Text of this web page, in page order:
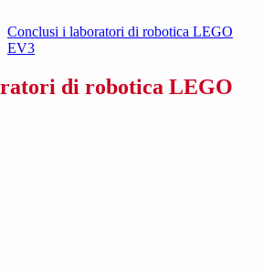
Conclusi i laboratori di robotica LEGO
EV3
di robotica LEGO